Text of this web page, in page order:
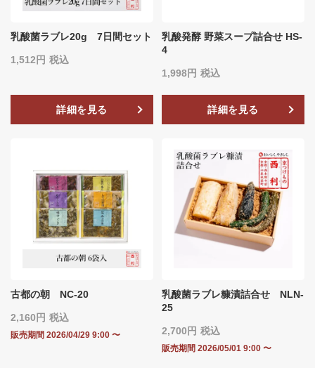
乳酸菌ラブレ20g 7日間セット
1,512 税込
詳細を見る
乳酸発酵 野菜スープ詰合せ HS-
4
1,998 税込
詳細を見る
古都の朝 NC-20
2,160 税込
販売期間 2026/04/29 9:00 〜
乳酸菌ラブレ糠漬詰合せ NLN‐
25
2,700 税込
販売期間 2026/05/01 9:00 〜